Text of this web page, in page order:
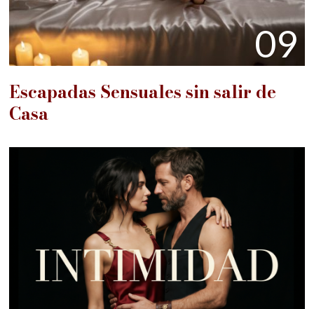
09
Escapadas Sensuales sin salir de
Casa